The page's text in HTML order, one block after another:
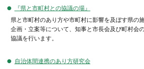
『県と市町村との協議の場』
県と市町村のあり方や市町村に影響を及ぼす県の
企画・立案等について、知事と市長会及び町村会
協議を行います。
自治体間連携のあり方研究会